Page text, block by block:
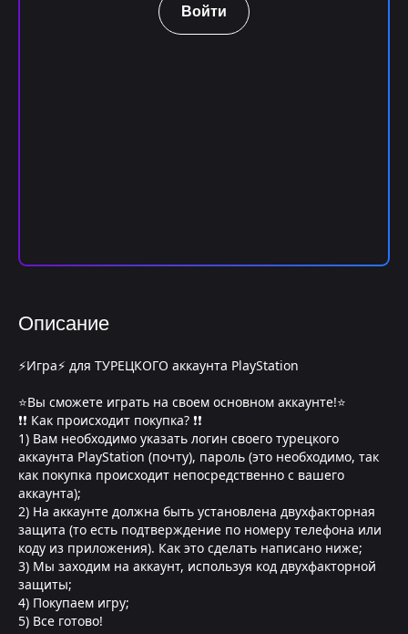
Войти
Описание
⚡Игра⚡ для ТУРЕЦКОГО аккаунта PlayStation
⭐Вы сможете играть на своем основном аккаунте!⭐
❗❗ Как происходит покупка? ❗❗
1) Вам необходимо указать логин своего турецкого
аккаунта PlayStation (почту), пароль (это необходимо, так
как покупка происходит непосредственно с вашего
аккаунта);
2) На аккаунте должна быть установлена двухфакторная
защита (то есть подтверждение по номеру телефона или
коду из приложения). Как это сделать написано ниже;
3) Мы заходим на аккаунт, используя код двухфакторной
защиты;
4) Покупаем игру;
5) Все готово!